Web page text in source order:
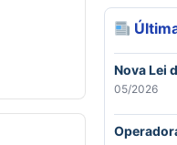
Nova Lei
05/2026